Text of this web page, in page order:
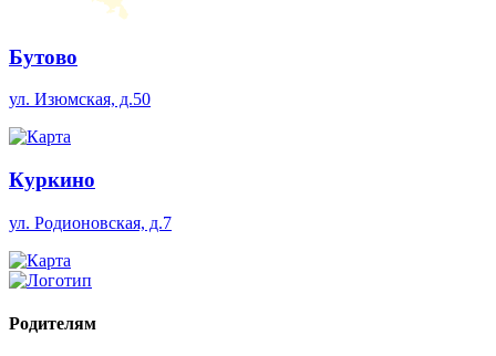
Бутово
ул. Изюмская, д.50
Куркино
ул. Родионовская, д.7
Родителям